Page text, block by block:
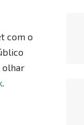
com o
olhar
.